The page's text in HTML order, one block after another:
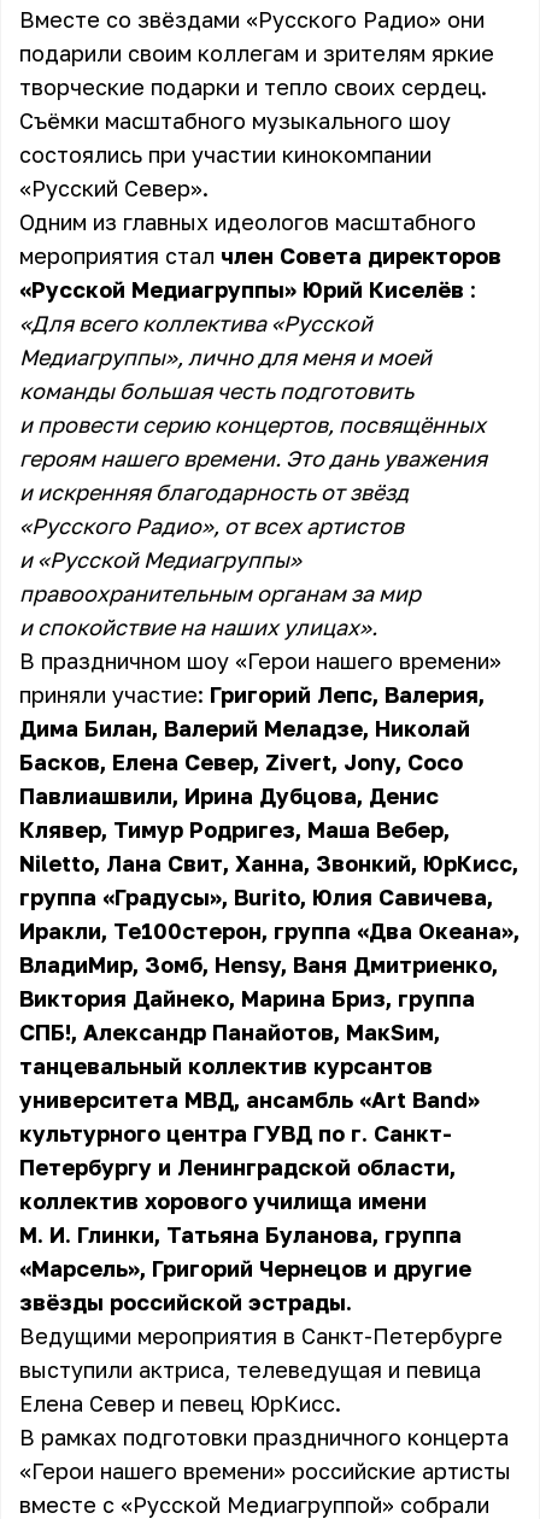
Вместе со звёздами «Русского Радио» они
подарили своим коллегам и зрителям яркие
творческие подарки и тепло своих сердец.
Съёмки масштабного музыкального шоу
состоялись при участии кинокомпании
«Русский Север».
Одним из главных идеологов масштабного
мероприятия стал член Совета директоров
«Русской Медиагруппы» Юрий Киселёв :
«Для всего коллектива «Русской
Медиагруппы», лично для меня и моей
команды большая честь подготовить
и провести серию концертов, посвящённых
героям нашего времени. Это дань уважения
и искренняя благодарность от звёзд
«Русского Радио», от всех артистов
и «Русской Медиагруппы»
правоохранительным органам за мир
и спокойствие на наших улицах».
В праздничном шоу «Герои нашего времени»
приняли участие: Григорий Лепс, Валерия,
Дима Билан, Валерий Меладзе, Николай
Басков, Елена Север, Zivert, Jony, Сосо
Павлиашвили, Ирина Дубцова, Денис
Клявер, Тимур Родригез, Маша Вебер,
Niletto, Лана Свит, Ханна, Звонкий, ЮрКисс,
группа «Градусы», Burito, Юлия Савичева,
Иракли, Те100стерон, группа «Два Океана»,
ВладиМир, Зомб, Hensy, Ваня Дмитриенко,
Виктория Дайнеко, Марина Бриз, группа
СПБ!, Александр Панайотов, МакSим,
танцевальный коллектив курсантов
университета МВД, ансамбль «Art Band»
культурного центра ГУВД по г. Санкт-
Петербургу и Ленинградской области,
коллектив хорового училища имени
М. И. Глинки, Татьяна Буланова, группа
«Марсель», Григорий Чернецов и другие
звёзды российской эстрады.
Ведущими мероприятия в Санкт-Петербурге
выступили актриса, телеведущая и певица
Елена Север и певец ЮрКисс.
В рамках подготовки праздничного концерта
«Герои нашего времени» российские артисты
вместе с «Русской Медиагруппой» собрали